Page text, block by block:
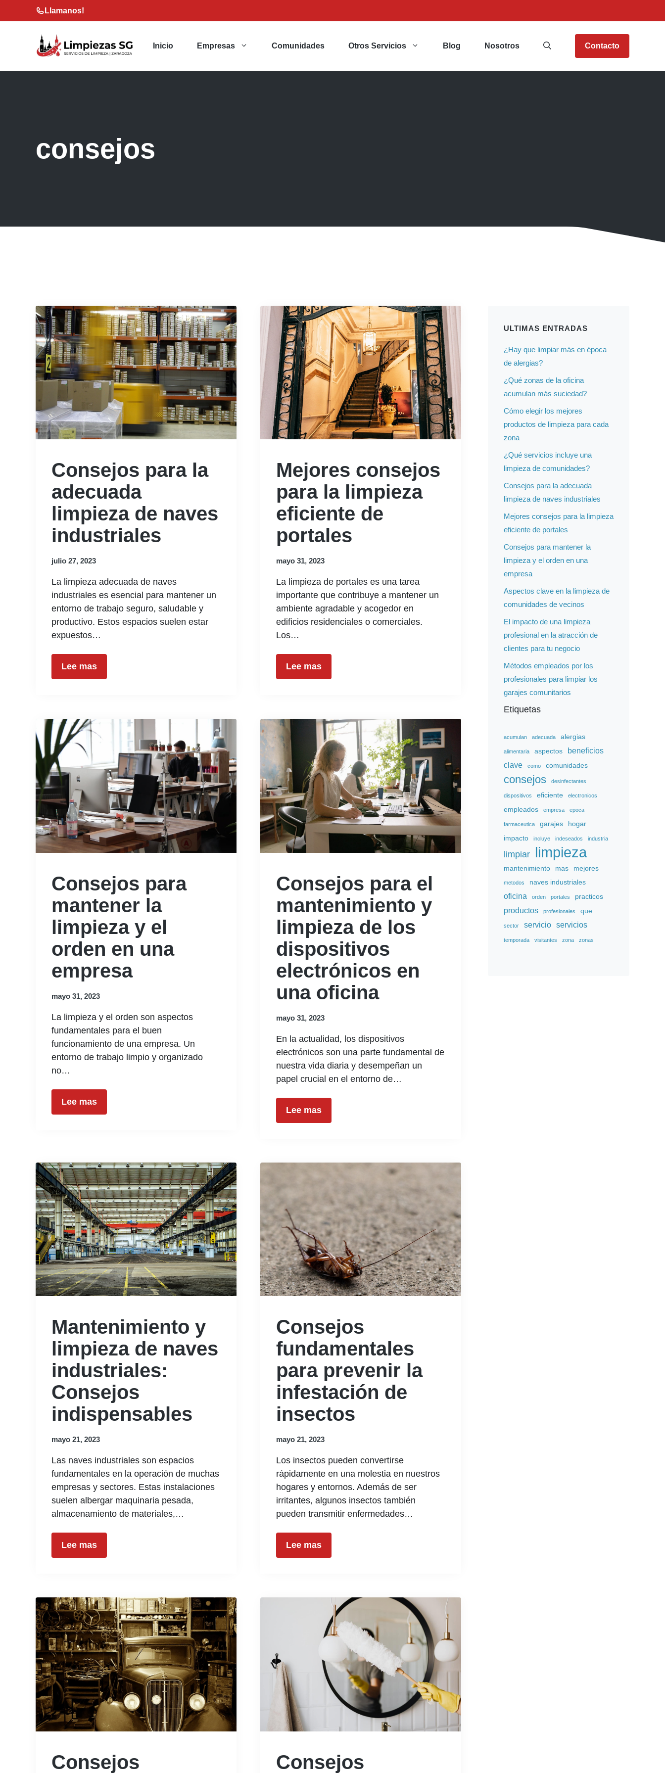
al
Llamanos!
Inicio Empresas Comunidades Otros Servicios Blog Nosotros Contacto
consejos
Consejos para la
adecuada
limpieza de naves
industriales
julio 27, 2023
La limpieza adecuada de naves
industriales es esencial para mantener un
entorno de trabajo seguro, saludable y
productivo. Estos espacios suelen estar
expuestos…
Lee mas
Mejores consejos
para la limpieza
eficiente de
portales
mayo 31, 2023
La limpieza de portales es una tarea
importante que contribuye a mantener un
ambiente agradable y acogedor en
edificios residenciales o comerciales.
Los…
Lee mas
Consejos para
mantener la
limpieza y el
orden en una
empresa
mayo 31, 2023
La limpieza y el orden son aspectos
fundamentales para el buen
funcionamiento de una empresa. Un
entorno de trabajo limpio y organizado
no…
Lee mas
Consejos para el
mantenimiento y
limpieza de los
dispositivos
electrónicos en
una oficina
mayo 31, 2023
En la actualidad, los dispositivos
electrónicos son una parte fundamental de
nuestra vida diaria y desempeñan un
papel crucial en el entorno de…
Lee mas
Mantenimiento y
limpieza de naves
industriales:
Consejos
indispensables
mayo 21, 2023
Las naves industriales son espacios
fundamentales en la operación de muchas
empresas y sectores. Estas instalaciones
suelen albergar maquinaria pesada,
almacenamiento de materiales,…
Lee mas
Consejos
fundamentales
para prevenir la
infestación de
insectos
mayo 21, 2023
Los insectos pueden convertirse
rápidamente en una molestia en nuestros
hogares y entornos. Además de ser
irritantes, algunos insectos también
pueden transmitir enfermedades…
Lee mas
Consejos
Consejos
ULTIMAS ENTRADAS
¿Hay que limpiar más en época
de alergias?
¿Qué zonas de la oficina
acumulan más suciedad?
Cómo elegir los mejores
productos de limpieza para cada
zona
¿Qué servicios incluye una
limpieza de comunidades?
Consejos para la adecuada
limpieza de naves industriales
Mejores consejos para la limpieza
eficiente de portales
Consejos para mantener la
limpieza y el orden en una
empresa
Aspectos clave en la limpieza de
comunidades de vecinos
El impacto de una limpieza
profesional en la atracción de
clientes para tu negocio
Métodos empleados por los
profesionales para limpiar los
garajes comunitarios
Etiquetas
acumulan adecuada alergias
alimentaria aspectos
beneficios
clave
como comunidades
consejos desinfectantes
dispositivos eficiente electronicos
empleados empresa epoca
farmaceutica garajes
hogar
impacto
incluye indeseados industria
limpiar limpieza
mantenimiento mas mejores
metodos naves industriales
oficina orden portales practicos
productos profesionales que
sector servicio servicios
temporada visitantes zona zonas